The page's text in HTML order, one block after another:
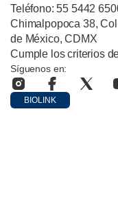
Teléfono: 55 5442
Chimalpopoca 38,
de México, CDMX
Cumple los criterios
Síguenos en:
BIOLINK